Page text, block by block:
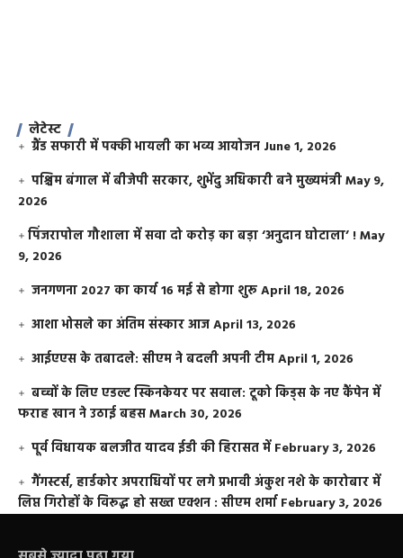
लेटेस्ट
ग्रैंड सफारी में पक्की भायली का भव्य आयोजन June 1, 2026
पश्चिम बंगाल में बीजेपी सरकार, शुभेंदु अधिकारी बने मुख्यमंत्रीMay 9,
2026
​पिंजरापोल गौशाला में सवा दो करोड़ का बड़ा ‘अनुदान घोटाला’ !May
9, 2026
जनगणना 2027 का कार्य 16 मई से होगा शुरूApril 18, 2026
आशा भोसले का अंतिम संस्कार आजApril 13, 2026
आईएएस के तबादले: सीएम ने बदली अपनी टीमApril 1, 2026
बच्चों के लिए एडल्ट स्किनकेयर पर सवाल: टूको किड्स के नए कैंपेन में
फराह खान ने उठाई बहसMarch 30, 2026
पूर्व विधायक बलजीत यादव ईडी की हिरासत में February 3, 2026
गैंगस्टर्स, हार्डकोर अपराधियों पर लगे प्रभावी अंकुश नशे के कारोबार में
लिप्त गिरोहों के विरूद्ध हो सख्त एक्शन : सीएम शर्मा February 3, 2026